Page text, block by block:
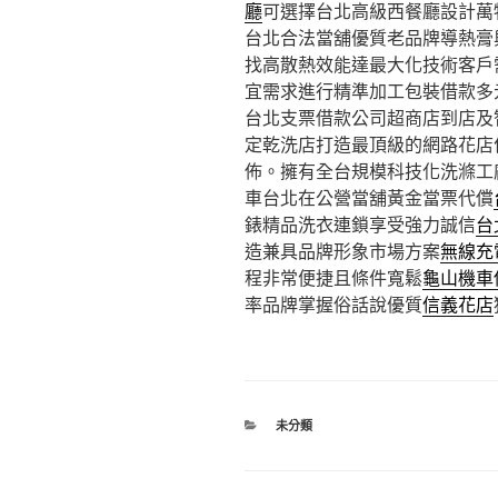
廳可選擇台北高級西餐廳設計
台北合法當舖優質老品牌導熱
找高散熱效能達最大化技術客
宜需求進行精準加工包裝借款
台北支票借款公司超商店到店
定乾洗店打造最頂級的網路花
佈。擁有全台規模科技化洗滌工
車台北在公營當舖黃金當票代償
錶精品洗衣連鎖享受強力誠信
造兼具品牌形象市場方案無線
程非常便捷且條件寬鬆龜山機
率品牌掌握俗話說優質信義花店
分
未分類